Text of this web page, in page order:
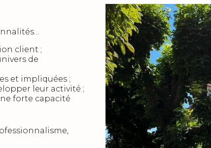
client ;
de
et impliquées ;
leur activité ;
forte capacité